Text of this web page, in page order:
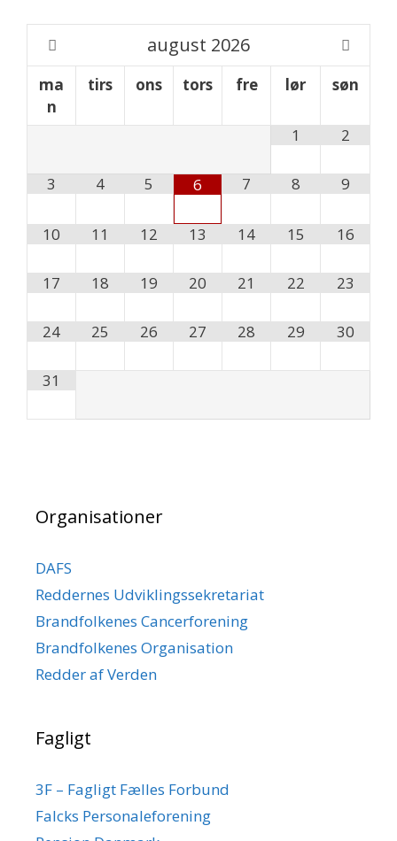
august 2026
ma
n
tirs ons tors fre lør søn
1 2
3 4 5 6 7 8 9
10 11 12 13 14 15 16
17 18 19 20 21 22 23
24 25 26 27 28 29 30
31
Organisationer
DAFS
Reddernes Udviklingssekretariat
Brandfolkenes Cancerforening
Brandfolkenes Organisation
Redder af Verden
Fagligt
3F – Fagligt Fælles Forbund
Falcks Personaleforening